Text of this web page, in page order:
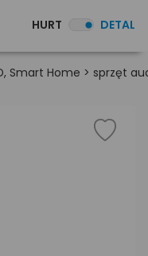
HURT DETAL
Smart Home > sprzęt